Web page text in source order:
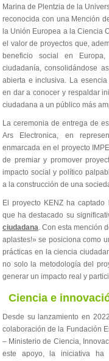
Marina de Plentzia de la
reconocida con una Mención
la Unión Europea a la Ciencia
el valor de proyectos que,
beneficio social en
ciudadanía, consolidándose
abierta e inclusiva. La
en dar a conocer y respaldar
ciudadana a un público más
La ceremonia de entrega de
Ars Electronica, en
enmarcada en el proyecto
de premiar y promover
impacto social y político
a la construcción de una
El proyecto KENZ ha
que ha destacado su
ciudadana. Con esta mención
aplastes!» se posiciona como
prácticas en la ciencia
no solo la metodología del
generar un impacto real y
Ciencia e
Desde su lanzamiento en
colaboración de la Fundación
– Ministerio de Ciencia,
este apoyo, la iniciativa ha